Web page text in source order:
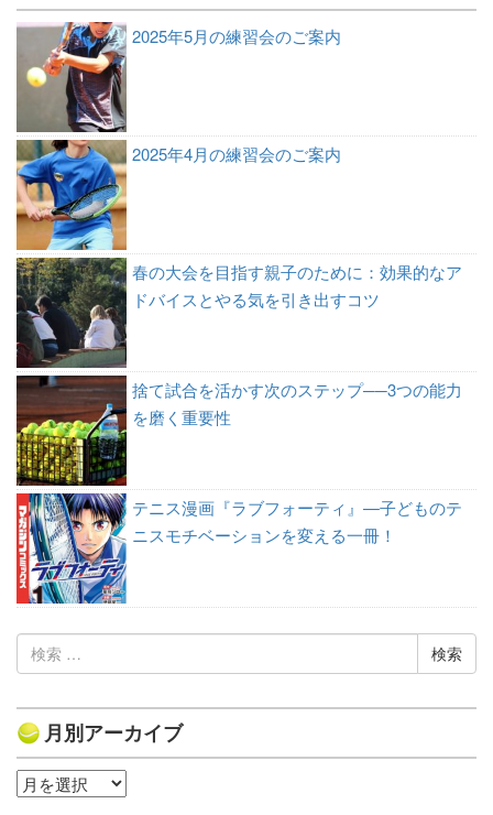
2025年5月の練習会のご案内
2025年4月の練習会のご案内
春の大会を目指す親子のために：効果的なア
ドバイスとやる気を引き出すコツ
捨て試合を活かす次のステップ──3つの能力
を磨く重要性
テニス漫画『ラブフォーティ』—子どものテ
ニスモチベーションを変える一冊！
検
索:
月別アーカイブ
月